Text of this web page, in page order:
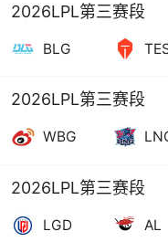
2026LPL第三赛段
BLG
2026LPL第三赛段
WBG
2026LPL第三赛段
LGD AL